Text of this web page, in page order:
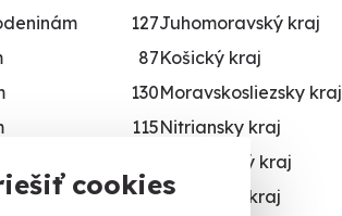
cookies
127
87
130
115
21
Juhomoravský kraj
Košický kraj
Moravskosliezsky kraj
Nitriansky kraj
Olomoucký kraj
Prešovský kraj